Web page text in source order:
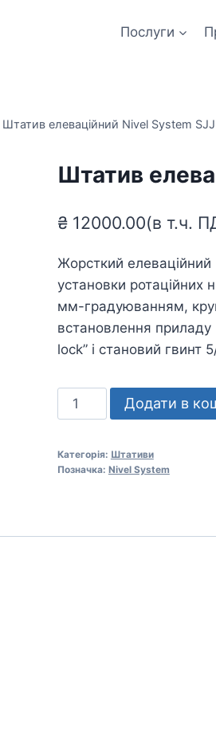
Послуги
Штатив елеваційний Nivel System
Штатив
₴12000.00(в т.ч.
Жорсткий
установки ротаційних
мм-градуюванням,
встановлення приладу
lock” і становий гвинт
Штатив
елеваційний
System
Додати в
Категорія: Штативи
Позначка: Nivel System